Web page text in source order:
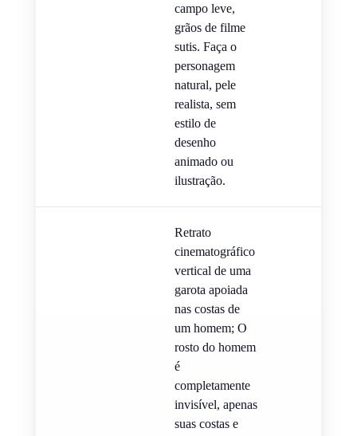
campo leve,
grãos de filme
sutis. Faça o
personagem
natural, pele
realista, sem
estilo de
desenho
animado ou
ilustração.
Retrato
cinematográfico
vertical de uma
garota apoiada
nas costas de
um homem; O
rosto do homem
é
completamente
invisível, apenas
suas costas e